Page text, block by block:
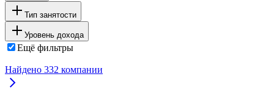
Тип занятости
Уровень дохода
Ещё фильтры
Найдено 332 компании